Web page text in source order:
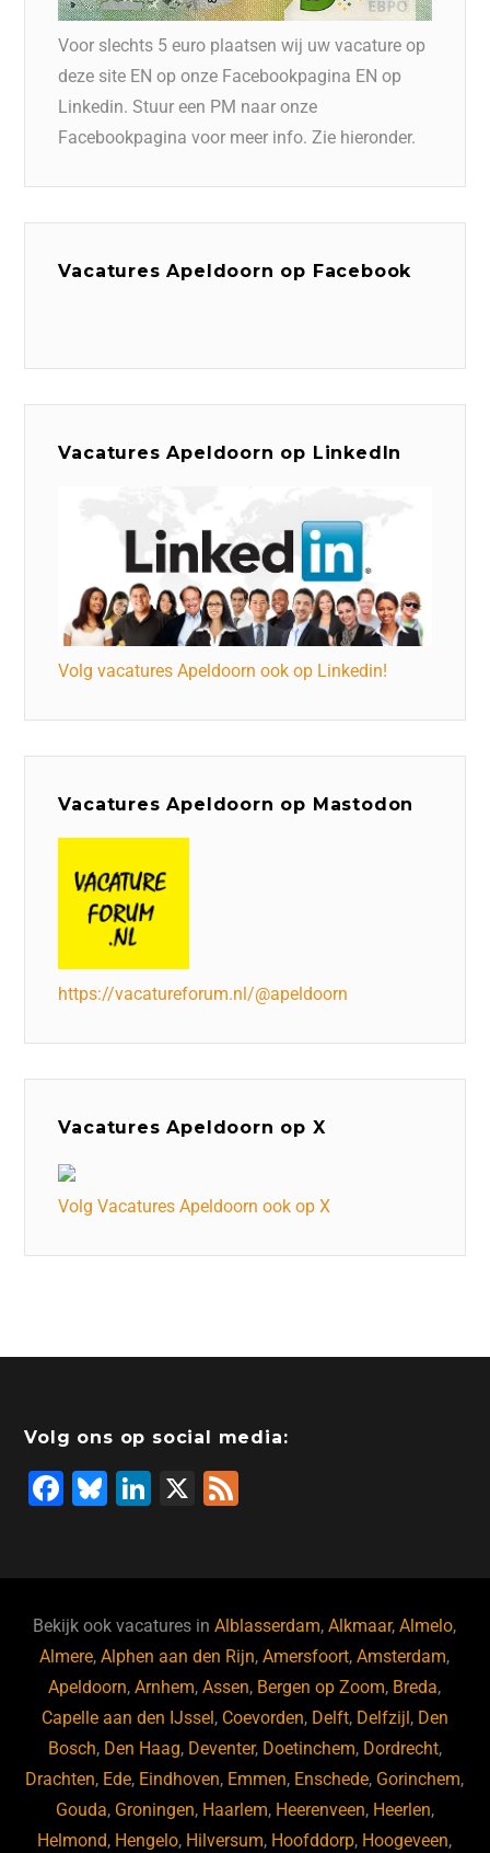
Voor slechts 5 euro plaatsen wij uw vacature op
deze site EN op onze Facebookpagina EN op
Linkedin. Stuur een PM naar onze
Facebookpagina voor meer info. Zie hieronder.
Vacatures Apeldoorn op Facebook
Vacatures Apeldoorn op LinkedIn
Volg vacatures Apeldoorn ook op Linkedin!
Vacatures Apeldoorn op Mastodon
https://vacatureforum.nl/@apeldoorn
Vacatures Apeldoorn op X
Volg Vacatures Apeldoorn ook op X
Volg ons op social media:
F
b
o
o
k
Bl
ky
Li
dI
n
X
Bekijk ook vacatures inAlblasserdam,Alkmaar,Almelo,
Almere,Alphen aan den Rijn,Amersfoort,Amsterdam,
Apeldoorn,Arnhem,Assen, Bergen op Zoom, Breda,
Capelle aan den IJssel, Coevorden, Delft, Delfzijl, Den
Bosch, Den Haag, Deventer, Doetinchem, Dordrecht,
Drachten, Ede, Eindhoven, Emmen, Enschede, Gorinchem,
Gouda, Groningen, Haarlem, Heerenveen, Heerlen,
Helmond, Hengelo, Hilversum, Hoofddorp, Hoogeveen,